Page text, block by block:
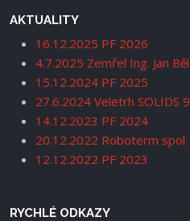
AKTUALITY
16.12.2025 PF 2026
4.7.2025 Zemřel Ing. Jan
15.12.2024 PF 2025
27.6.2024 Veletrh SOLIDS
14.12.2023 PF 2024
20.12.2022 Roboterm
12.12.2022 PF 2023
RYCHLÉ ODKAZY